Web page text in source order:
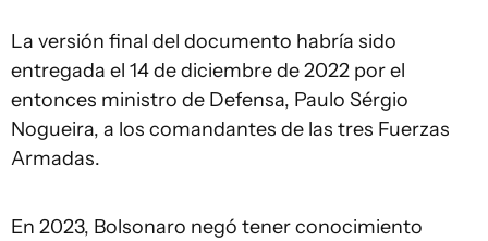
La versión final del documento habría sido
entregada el 14 de diciembre de 2022 por el
entonces ministro de Defensa, Paulo Sérgio
Nogueira, a los comandantes de las tres Fuerzas
Armadas.
En 2023, Bolsonaro negó tener conocimiento